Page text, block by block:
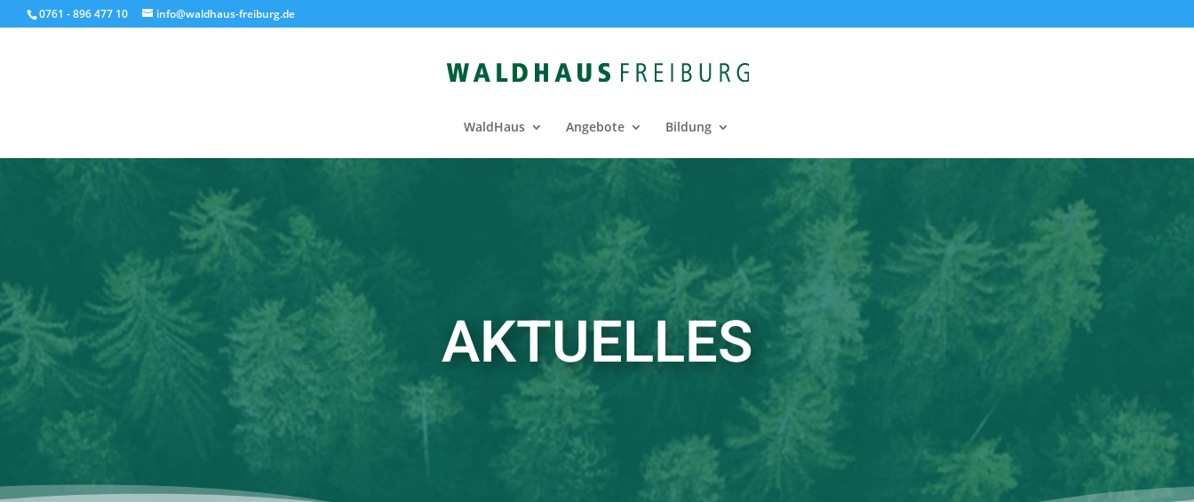
0761 - 896 477 10 info@waldhaus-freiburg.de
WaldHaus Angebote Bildung
AKTUELLES